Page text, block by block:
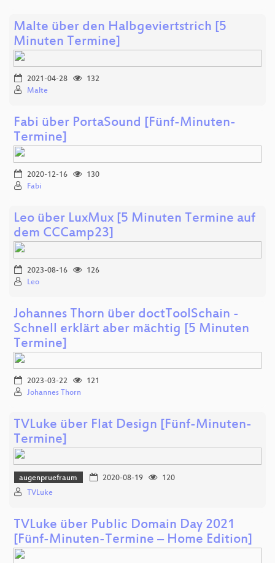
Malte über den Halbgeviertstrich [5
Minuten Termine]
2021-04-28
132
Malte
Fabi über PortaSound [Fünf-Minuten-
Termine]
2020-12-16
130
Fabi
Leo über LuxMux [5 Minuten Termine auf
dem CCCamp23]
2023-08-16
126
Leo
Johannes Thorn über doctToolSchain -
Schnell erklärt aber mächtig [5 Minuten
Termine]
2023-03-22
121
Johannes Thorn
TVLuke über Flat Design [Fünf-Minuten-
Termine]
augenpruefraum 2020-08-19
120
TVLuke
TVLuke über Public Domain Day 2021
[Fünf-Minuten-Termine – Home Edition]